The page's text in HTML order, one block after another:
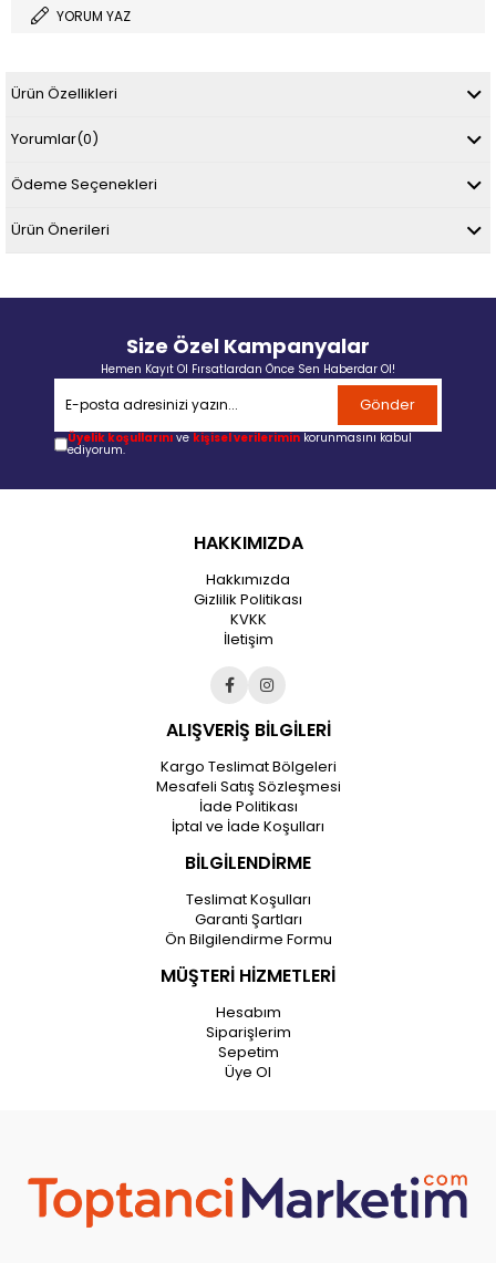
YORUM YAZ
Ürün Özellikleri
Yorumlar(0)
Ödeme Seçenekleri
Ürün Önerileri
Size Özel Kampanyalar
Hemen Kayıt Ol Fırsatlardan Önce Sen Haberdar Ol!
Gönder
Üyelik koşullarını ve kişisel verilerimin korunmasını kabul
ediyorum.
HAKKIMIZDA
Hakkımızda
Gizlilik Politikası
KVKK
İletişim
ALIŞVERİŞ BİLGİLERİ
Kargo Teslimat Bölgeleri
Mesafeli Satış Sözleşmesi
İade Politikası
İptal ve İade Koşulları
BİLGİLENDİRME
Teslimat Koşulları
Garanti Şartları
Ön Bilgilendirme Formu
MÜŞTERİ HİZMETLERİ
Hesabım
Siparişlerim
Sepetim
Üye Ol